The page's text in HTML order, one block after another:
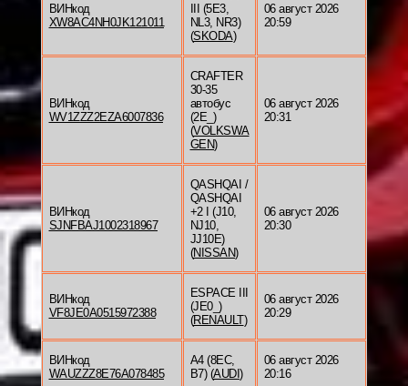
ВИНкод
XW8AC4NH0JK121011
III (5E3,
NL3, NR3)
(SKODA)
06 август 2026
20:59
ВИНкод
WV1ZZZ2EZA6007836
CRAFTER
30-35
автобус
(2E_)
(VOLKSWA
GEN)
06 август 2026
20:31
ВИНкод
SJNFBAJ1002318967
QASHQAI /
QASHQAI
+2 I (J10,
NJ10,
JJ10E)
(NISSAN)
06 август 2026
20:30
ВИНкод
VF8JE0A0515972388
ESPACE III
(JE0_)
(RENAULT)
06 август 2026
20:29
ВИНкод
WAUZZZ8E76A078485
A4 (8EC,
B7) (AUDI )
06 август 2026
20:16